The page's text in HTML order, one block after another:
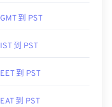
GMT 到 PST
IST 到 PST
EET 到 PST
EAT 到 PST